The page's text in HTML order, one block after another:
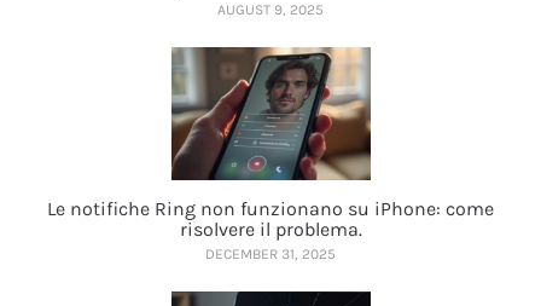
AUGUST 9, 2025
Le notifiche Ring non funzionano su iPhone: come
risolvere il problema.
DECEMBER 31, 2025